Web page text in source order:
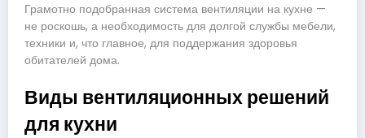
Грамотно подобранная система вентиляции на кухне —
не роскошь, а необходимость для долгой службы мебели,
техники и, что главное, для поддержания здоровья
обитателей дома.
Виды вентиляционных решений
для кухни